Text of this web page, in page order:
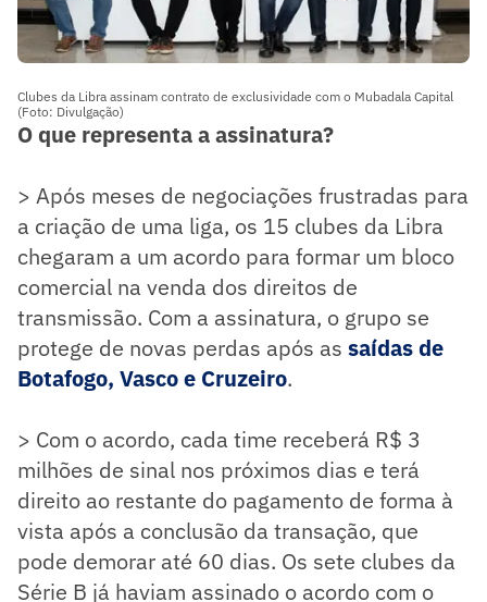
Clubes da Libra assinam contrato de exclusividade com o Mubadala Capital
(Foto: Divulgação)
O que representa a assinatura?
> Após meses de negociações frustradas para
a criação de uma liga, os 15 clubes da Libra
chegaram a um acordo para formar um bloco
comercial na venda dos direitos de
transmissão. Com a assinatura, o grupo se
protege de novas perdas após as saídas de
Botafogo, Vasco e Cruzeiro.
> Com o acordo, cada time receberá R$ 3
milhões de sinal nos próximos dias e terá
direito ao restante do pagamento de forma à
vista após a conclusão da transação, que
pode demorar até 60 dias. Os sete clubes da
Série B já haviam assinado o acordo com o